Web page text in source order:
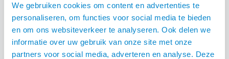
We gebruiken cookies om content en advertenties te
personaliseren, om functies voor social media te bieden
en om ons websiteverkeer te analyseren. Ook delen we
informatie over uw gebruik van onze site met onze
partners voor social media, adverteren en analyse. Deze